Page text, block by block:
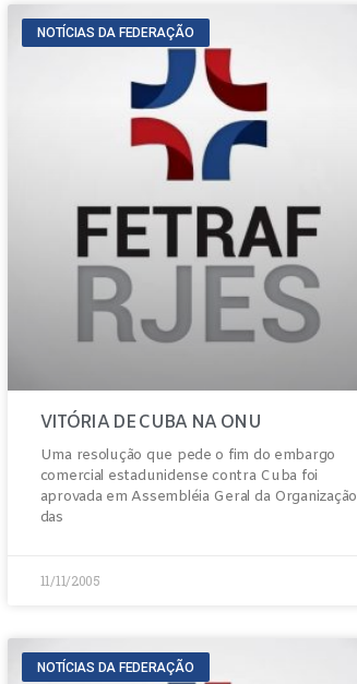
NOTÍCIAS DA FEDERAÇÃO
VITÓRIA DE CUBA NA ONU
Uma resolução que pede o fim do embargo
comercial estadunidense contra Cuba foi
aprovada em Assembléia Geral da Organização
das
11/11/2005
NOTÍCIAS DA FEDERAÇÃO